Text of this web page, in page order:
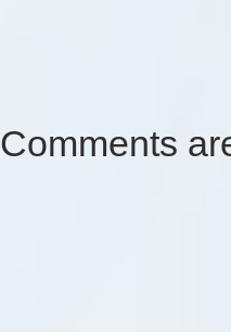
Comments